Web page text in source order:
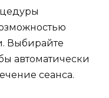
Выбирайте
автоматически
сеанса.